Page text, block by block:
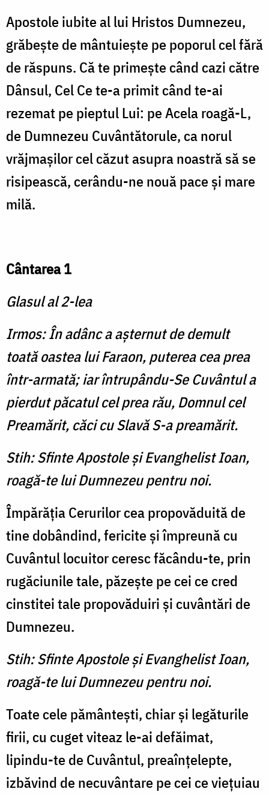
Apostole iubite al lui Hristos Dumnezeu,
grăbeşte de mântuieşte pe poporul cel fără
de răspuns. Că te primeşte când cazi către
Dânsul, Cel Ce te-a primit când te-ai
rezemat pe pieptul Lui: pe Acela roagă-L,
de Dumnezeu Cuvântătorule, ca norul
vrăjmaşilor cel căzut asupra noastră să se
risipească, cerându-ne nouă pace şi mare
milă.
Cântarea 1
Glasul al 2-lea
Irmos: În adânc a aşternut de demult
toată oastea lui Faraon, puterea cea prea
într-armată; iar întrupându-Se Cuvântul a
pierdut păcatul cel prea rău, Domnul cel
Preamărit, căci cu Slavă S-a preamărit.
Stih: Sfinte Apostole şi Evanghelist Ioan,
roagă-te lui Dumnezeu pentru noi.
Împărăţia Cerurilor cea propovăduită de
tine dobândind, fericite şi împreună cu
Cuvântul locuitor ceresc făcându-te, prin
rugăciunile tale, păzeşte pe cei ce cred
cinstitei tale propovăduiri şi cuvântări de
Dumnezeu.
Stih: Sfinte Apostole şi Evanghelist Ioan,
roagă-te lui Dumnezeu pentru noi.
Toate cele pământeşti, chiar şi legăturile
firii, cu cuget viteaz le-ai defăimat,
lipindu-te de Cuvântul, preaînţelepte,
izbăvind de necuvântare pe cei ce vieţuiau